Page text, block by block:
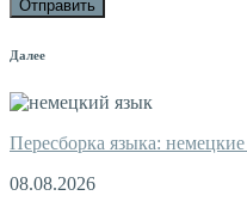
Далее
Пересборка языка:
08.08.2026